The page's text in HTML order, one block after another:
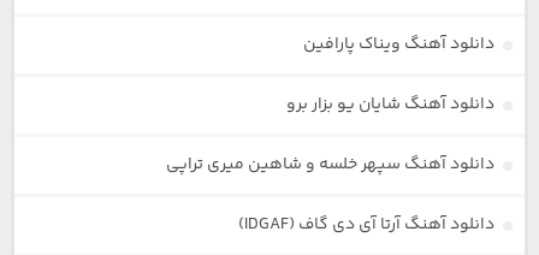
دانلود آهنگ ویناک پارافین
دانلود آهنگ شایان یو بزار برو
دانلود آهنگ سپهر خلسه و شاهین میری تراپی
دانلود آهنگ آرتا آی دی گاف (IDGAF)